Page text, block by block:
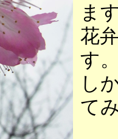
ま
花
す
し
て